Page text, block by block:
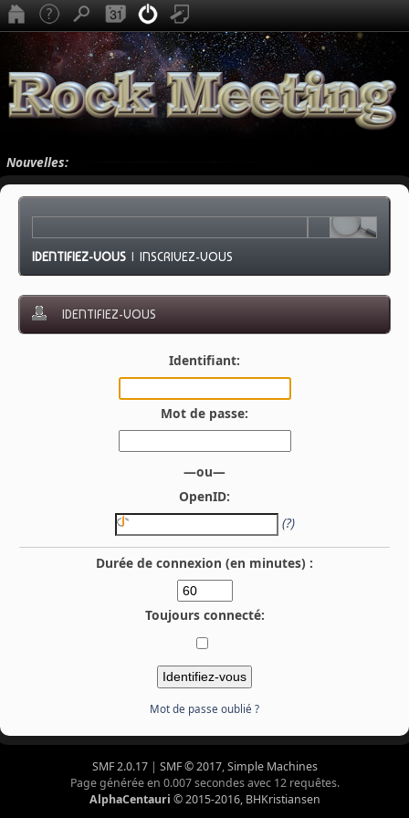
Nouvelles:
IDENTIFIEZ-VOUS |INSCRIVEZ-VOUS
IDENTIFIEZ-VOUS
Identifiant:
Mot de passe:
—ou—
OpenID:
(?)
Durée de connexion (en minutes) :
Toujours connecté:
Mot de passe oublié ?
SMF 2.0.17| SMF © 2017,Simple Machines
Page générée en 0.007 secondes avec 12 requêtes.
AlphaCentauri © 2015-2016, BHKristiansen